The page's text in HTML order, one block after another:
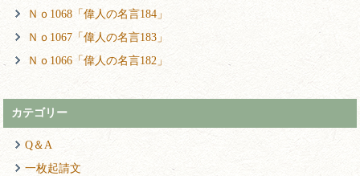
Ｎｏ1068「偉人の名言184」
Ｎｏ1067「偉人の名言183」
Ｎｏ1066「偉人の名言182」
カテゴリー
Q＆A
一枚起請文